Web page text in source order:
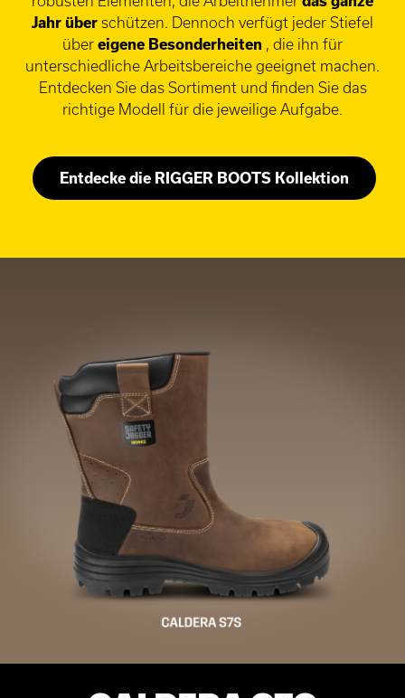
Jahr über schützen. Dennoch verfügt jeder Stiefel
über eigene Besonderheiten , die ihn für
unterschiedliche Arbeitsbereiche geeignet machen.
Entdecken Sie das Sortiment und finden Sie das
richtige Modell für die jeweilige Aufgabe.
Entdecke die RIGGER BOOTS Kollektion